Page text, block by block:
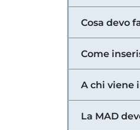
Cosa devo
Come
A chi viene
La MAD